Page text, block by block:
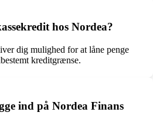
hos Nordea?
dig mulighed for at låne penge
kreditgrænse.
ind på Nordea Finans